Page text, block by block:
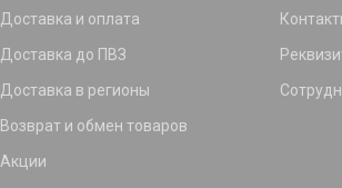
Доставка и оплата
Доставка до ПВЗ
Доставка в регионы
Возврат и обмен товаров
Акции